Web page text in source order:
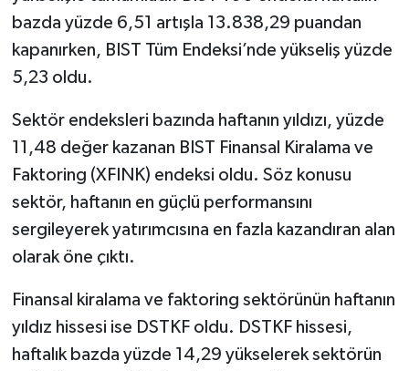
bazda yüzde 6,51 artışla 13.838,29 puandan
kapanırken, BIST Tüm Endeksi’nde yükseliş yüzde
5,23 oldu.
Sektör endeksleri bazında haftanın yıldızı, yüzde
11,48 değer kazanan BIST Finansal Kiralama ve
Faktoring (XFINK) endeksi oldu. Söz konusu
sektör, haftanın en güçlü performansını
sergileyerek yatırımcısına en fazla kazandıran alan
olarak öne çıktı.
Finansal kiralama ve faktoring sektörünün haftanın
yıldız hissesi ise DSTKF oldu. DSTKF hissesi,
haftalık bazda yüzde 14,29 yükselerek sektörün
İletişim